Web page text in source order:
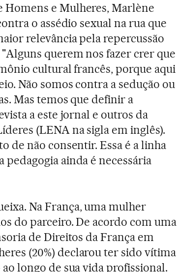
Homens e Mulheres, Marlène
o assédio sexual na rua que
relevância pela repercussão
querem nos fazer crer que
cultural francês, porque aqui
Não somos contra a sedução ou
Mas temos que definir a
a este jornal e outros da
(LENA na sigla em inglês).
de não consentir. Essa é a linha
ainda é necessária
Na França, uma mulher
do parceiro. De acordo com uma
de Direitos da França em
(20%) declarou ter sido vítima
longo de sua vida profissional.